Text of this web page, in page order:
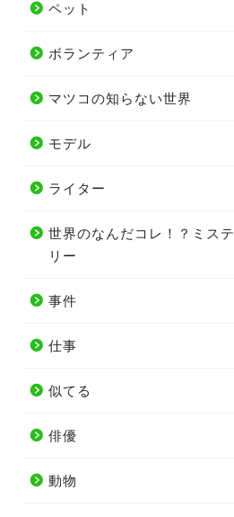
ペット
ボランティア
マツコの知らない世界
モデル
ライター
世界のなんだコレ！？ミステ
リー
事件
仕事
似てる
俳優
動物